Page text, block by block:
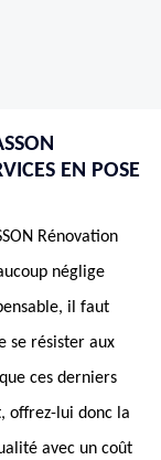
EN POSE
Rénovation
néglige
il faut
se résister aux
ces derniers
offrez-lui donc la
avec un coût